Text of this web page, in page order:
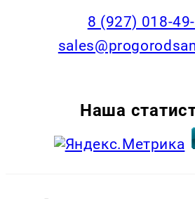
8 (927) 018-
Наша